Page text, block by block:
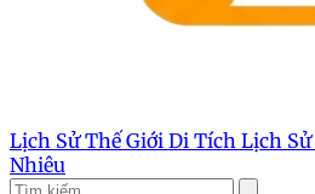
Lịch Sử Thế Giới Di Tích Lịch Sử
Nhiêu